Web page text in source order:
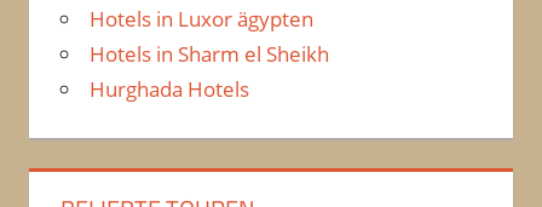
Hotels in Luxor ägypten
Hotels in Sharm el Sheikh
Hurghada Hotels